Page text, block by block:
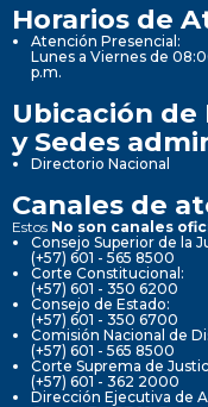
Horarios de
Atención Presencial:
Lunes a Viernes de
p.m.
Ubicación de
y Sedes
Directorio Nacional
Canales de
Estos No son canales
Consejo Superior de la
(+57) 601 - 565 8500
Corte Constitucional:
(+57) 601 - 350 6200
Consejo de Estado:
(+57) 601 - 350 6700
Comisión Nacional de
(+57) 601 - 565 8500
Corte Suprema de
(+57) 601 - 362 2000
Dirección Ejecutiva de